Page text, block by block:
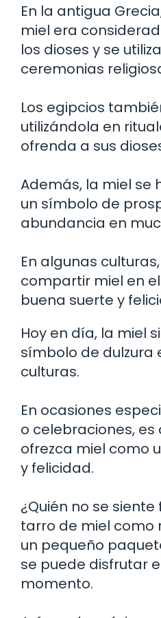
En la antigua
miel era
los dioses y se
ceremonias
Los egipcios
utilizándola en
ofrenda a sus
Además, la miel se
un símbolo de
abundancia en
En algunas
compartir miel en
buena suerte y
Hoy en día, la miel
símbolo de dulzura
culturas.
En ocasiones
o celebraciones, es
ofrezca miel como
y felicidad.
¿Quién no se siente
tarro de miel como
un pequeño
se puede disfrutar
momento.